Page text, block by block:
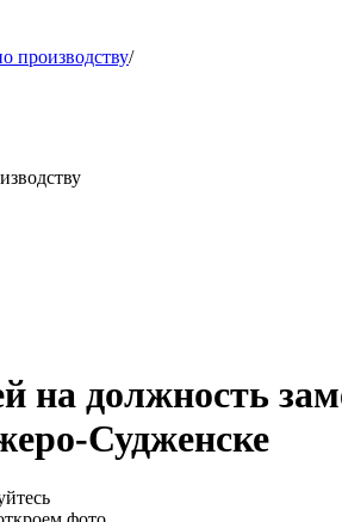
производству/
на должность
Судженске